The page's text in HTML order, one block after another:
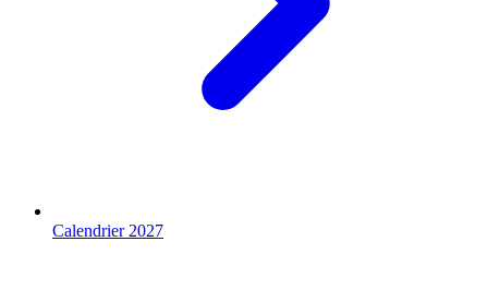
Calendrier 2027